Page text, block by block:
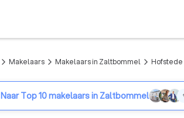
arrow_forward_ios Makelaars arrow_forward_ios Makelaars in Zaltbommel arrow_forward_ios
Naar Top 10 makelaars in Zaltbommel